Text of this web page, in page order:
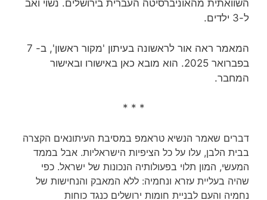
השוואתית מהאוניברסיטה העברית בירושלים. נשוי ואב
ל-3 ילדים.
המאמר ראה אור לראשונה בעיתון 'מקור ראשון', ב- 7
בפברואר 2025. הוא מובא כאן באישורו ובאישור
המחבר.
* * *
דברים שאמר הנשיא טראמפ במסיבת העיתונאים הקצרה
בבית הלבן, עלו על כל הציפיות הישראליות. אבל בממד
המעשי, המון תלוי בפעולותיה הנכונות של ישראל. כפי
שהיה בעליית עזרא ונחמיה: ללא המאבק והנחישות של
נחמיה והעם לבניית חומות ירושלים כנגד כוחות